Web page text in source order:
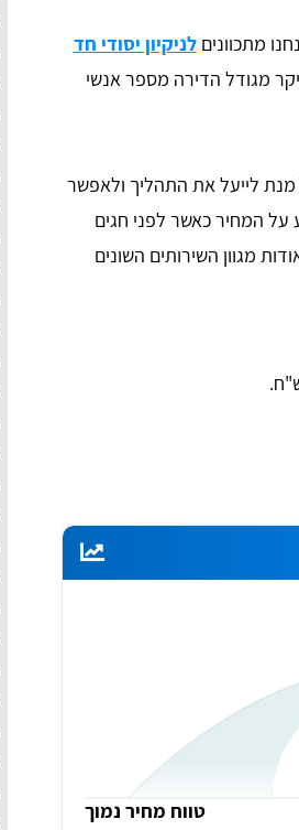
מתכווניםלניקיון יסודי חד
מגודל הדירה מספר אנשי
מנת לייעל את התהליך ולאפשר
על המחיר כאשר לפני חגים
מגוון השירותים השונים
טווח מחיר נמוך